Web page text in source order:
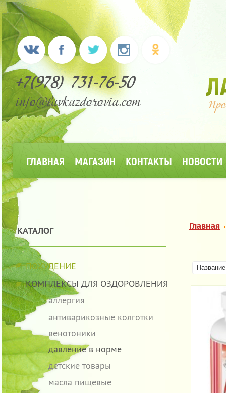
+7(978) 731-76-50
info@lavkazdorovia.com
ГЛАВНАЯ МАГАЗИН КОНТАКТЫ НОВОСТИ
КАТАЛОГ
ПОХУДЕНИЕ
КОМПЛЕКСЫ ДЛЯ ОЗДОРОВЛЕНИЯ
аллергия
антиварикозные колготки
венотоники
давление в норме
детские товары
масла пищевые
Главная